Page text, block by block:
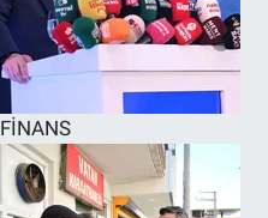
FİNANS